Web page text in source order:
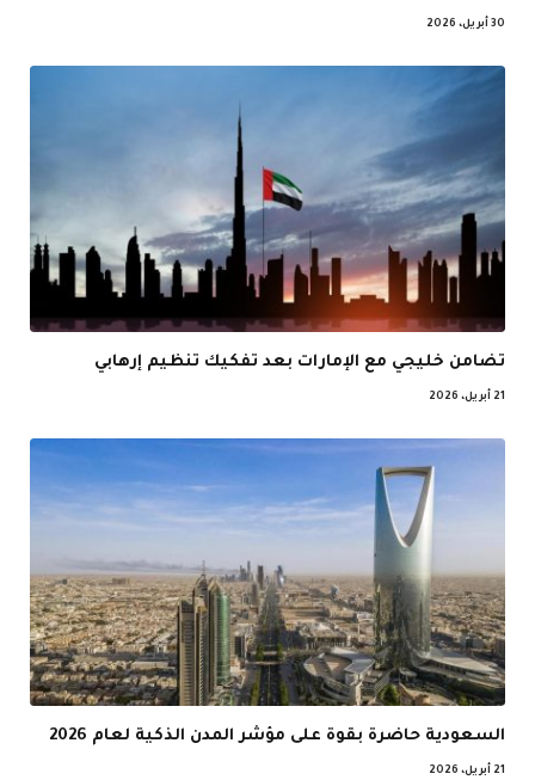
30 أبريل، 2026
تضامن خليجي مع الإمارات بعد تفكيك تنظيم إرهابي
21 أبريل، 2026
السعودية حاضرة بقوة على مؤشر المدن الذكية لعام 2026
21 أبريل، 2026